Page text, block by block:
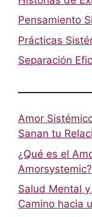
Pensamiento
Prácticas
Separación
Amor
Sanan tu
¿Qué es el
Amorsystemic?
Salud Mental
Camino hacia